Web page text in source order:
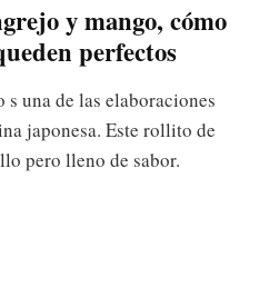
y mango, cómo
perfectos
una de las elaboraciones
japonesa. Este rollito de
pero lleno de sabor.